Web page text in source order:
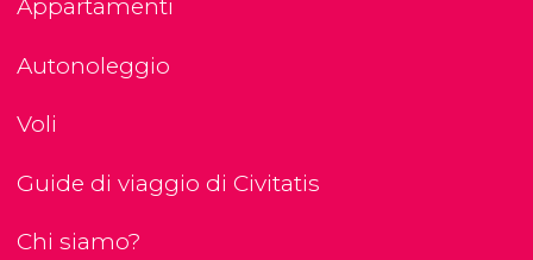
Appartamenti
Autonoleggio
Voli
Guide di viaggio di Civitatis
Chi siamo?